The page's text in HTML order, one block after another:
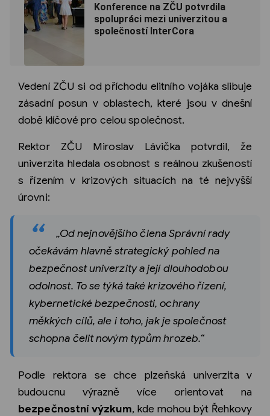
Konference na ZČU potvrdila
spolupráci mezi univerzitou a
společností InterCora
Vedení ZČU si od příchodu elitního vojáka slibuje
zásadní posun v oblastech, které jsou v dnešní
době klíčové pro celou společnost.
Rektor ZČU Miroslav Lávička potvrdil, že
univerzita hledala osobnost s reálnou zkušeností
s řízením v krizových situacích na té nejvyšší
úrovni:
„Od nejnovějšího člena Správní rady
očekávám hlavně strategický pohled na
bezpečnost univerzity a její dlouhodobou
odolnost. To se týká také krizového řízení,
kybernetické bezpečnosti, ochrany
měkkých cílů, ale i toho, jak je společnost
schopna čelit novým typům hrozeb.“
Podle rektora se chce plzeňská univerzita v
budoucnu výrazně více orientovat na
bezpečnostní výzkum, kde mohou být Řehkovy